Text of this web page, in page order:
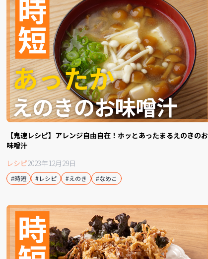
【鬼速レシピ】アレンジ自由自在！ホッとあったまるえのきのお
味噌汁
レシピ2023年12月29日
#時短 #レシピ #えのき #なめこ